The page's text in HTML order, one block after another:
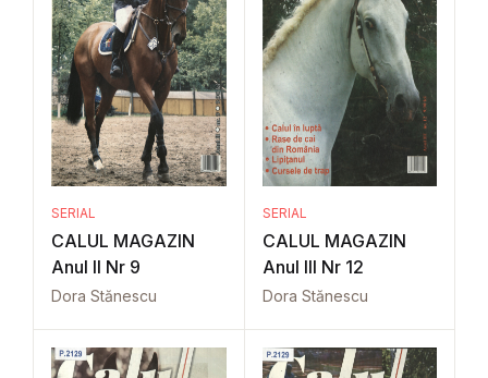
SERIAL
CALUL MAGAZIN
Anul II Nr 9
Dora Stănescu
SERIAL
CALUL MAGAZIN
Anul III Nr 12
Dora Stănescu